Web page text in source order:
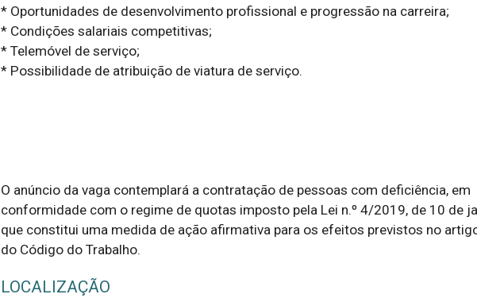
* Oportunidades de desenvolvimento profissional e progressão na carreira;
* Condições salariais competitivas;
* Telemóvel de serviço;
* Possibilidade de atribuição de viatura de serviço.
O anúncio da vaga contemplará a contratação de pessoas com deficiência, em
conformidade com o regime de quotas imposto pela Lei n.º 4/2019, de 10 de
que constitui uma medida de ação afirmativa para os efeitos previstos no
do Código do Trabalho.
LOCALIZAÇÃO